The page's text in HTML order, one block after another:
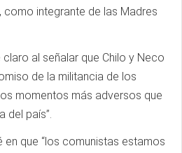
como integrante de las Madres
al señalar que Chilo y Neco
de la militancia de los
momentos más adversos que
del país”.
en que “los comunistas estamos